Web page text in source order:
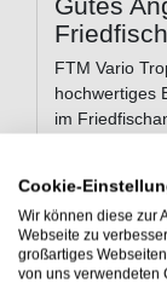
Gutes
FTM Vario
hochwertiges
im
Cookie-
Wir können diese zur
Webseite zu
großartiges
von uns verwendeten